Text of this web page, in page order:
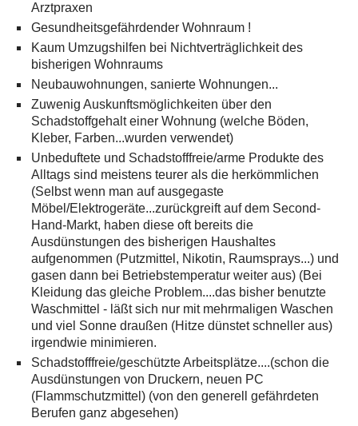
Arztpraxen
Gesundheitsgefährdender Wohnraum !
Kaum Umzugshilfen bei Nichtverträglichkeit des
bisherigen Wohnraums
Neubauwohnungen, sanierte Wohnungen...
Zuwenig Auskunftsmöglichkeiten über den
Schadstoffgehalt einer Wohnung (welche Böden,
Kleber, Farben...wurden verwendet)
Unbeduftete und Schadstofffreie/arme Produkte des
Alltags sind meistens teurer als die herkömmlichen
(Selbst wenn man auf ausgegaste
Möbel/Elektrogeräte...zurückgreift auf dem Second-
Hand-Markt, haben diese oft bereits die
Ausdünstungen des bisherigen Haushaltes
aufgenommen (Putzmittel, Nikotin, Raumsprays...) und
gasen dann bei Betriebstemperatur weiter aus) (Bei
Kleidung das gleiche Problem....das bisher benutzte
Waschmittel - läßt sich nur mit mehrmaligen Waschen
und viel Sonne draußen (Hitze dünstet schneller aus)
irgendwie minimieren.
Schadstofffreie/geschützte Arbeitsplätze....(schon die
Ausdünstungen von Druckern, neuen PC
(Flammschutzmittel) (von den generell gefährdeten
Berufen ganz abgesehen)